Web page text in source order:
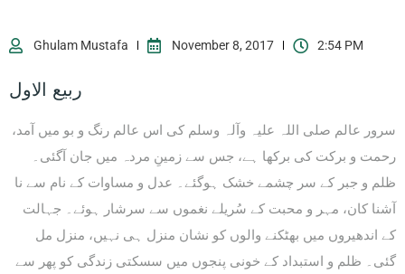
0203-002-6366
1-212-381-1055
61-3-8820-5043
Ghulam Mustafa November 8, 2017 2:54 PM
ربیع الاول
سرور عالم صلی اللہ علیہ وآلہ وسلم کی اس عالم رنگ و بو میں آمد،
رحمت و برکت کی برکھا ہے، جس سے زمینِ مردہ میں جان آگئی۔
ظلم و جبر کے سر چشمے خشک ہوگئے۔ عدل و مساوات کے نام سے نا
آشنا کان، مہر و محبت کے سُریلے نغموں سے سرشار ہوئے۔ جہالت
کے اندھیروں میں بھٹکنے والوں کو نشان منزل ہی نہیں، منزل مل
گئی۔ ظلم و استبداد کے خونی پنجوں میں سسکتی زندگی کو پھر سے